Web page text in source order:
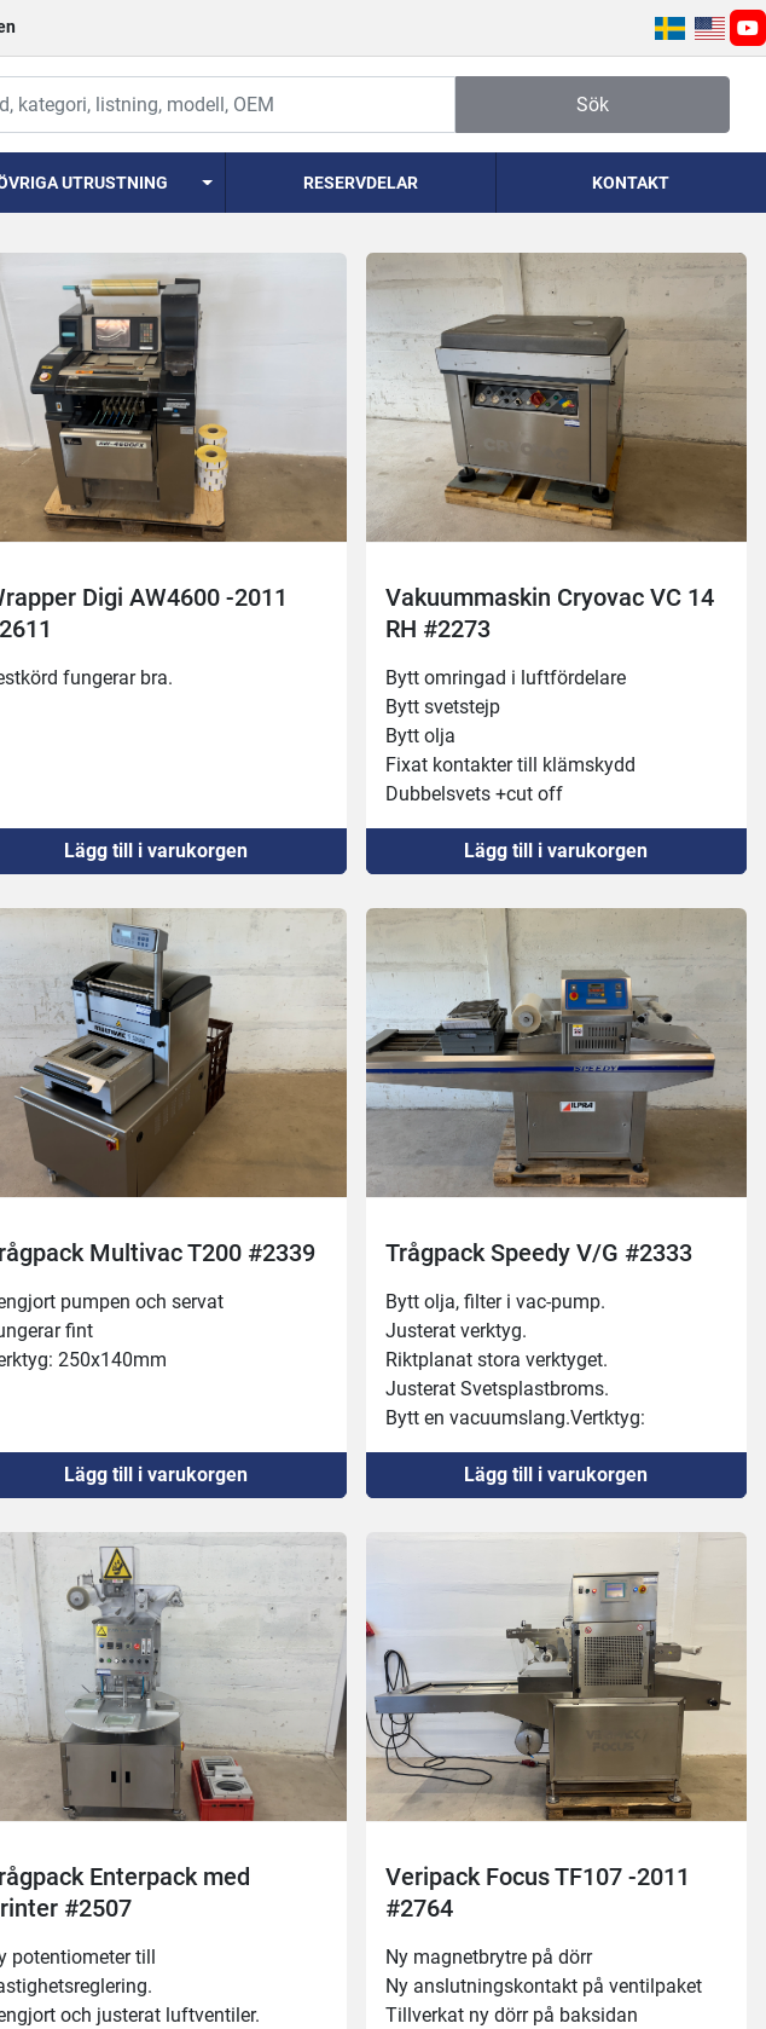
Sök
ÖVRIGA UTRUSTNING RESERVDELAR KONTAKT
Digi AW4600 -2011
fungerar bra.
Lägg till i varukorgen
Vakuummaskin Cryovac VC 14
RH #2273
Bytt omringad i luftfördelare
Bytt svetstejp
Bytt olja
Fixat kontakter till klämskydd
Dubbelsvets +cut off
Svetsbalkar 90cm(2st), 60cm
Lägg till i varukorgen
Multivac T200 #2339
pumpen och servat
fint
250x140mm
Lägg till i varukorgen
Trågpack Speedy V/G #2333
Bytt olja, filter i vac-pump.
Justerat verktyg.
Riktplanat stora verktyget.
Justerat Svetsplastbroms.
Bytt en vacuumslang.Vertktyg:
260x160mm, 190x135mm
Lägg till i varukorgen
Enterpack med
#2507
potentiometer till
och justerat luftventiler.
Veripack Focus TF107 -2011
#2764
Ny magnetbrytre på dörr
Ny anslutningskontakt på ventilpaket
Tillverkat ny dörr på baksidan